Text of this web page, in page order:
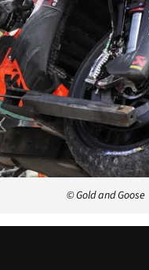
© Gold and Goose